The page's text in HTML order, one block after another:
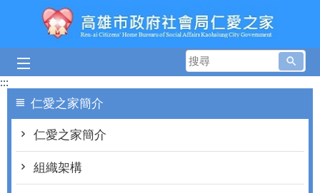
跳到主要內容區塊
搜
尋
:::
仁愛之家簡介
仁愛之家簡介
組織架構